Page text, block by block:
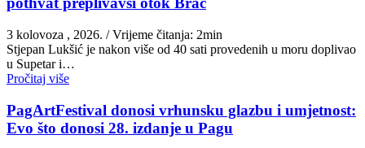
3 kolovoza , 2026. / Vrijeme čitanja: 2min
St​jepan Lukšić je nakon više od 40 sati provedenih u moru doplivao
u Supetar i…
Pročitaj više
PagArtFestival donosi vrhunsku glazbu i umjetnost:
Evo što donosi 28. izdanje u Pagu